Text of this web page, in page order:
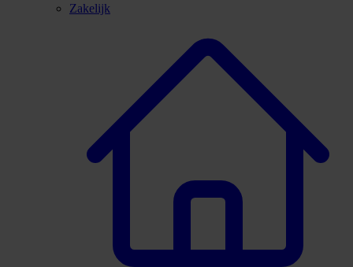
Zakelijk